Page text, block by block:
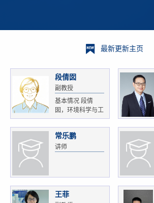
最新更新主页
段倩囡
副教授
基本情况 段倩
囡，环境科学与工
程...
常乐鹏
讲师
王菲